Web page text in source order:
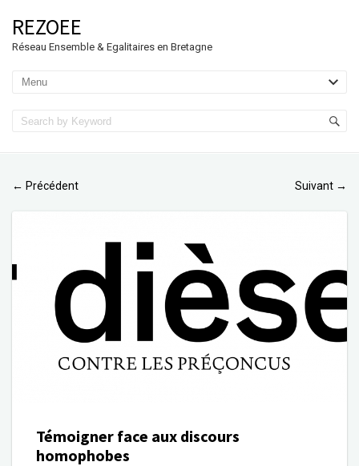
REZOEE
Réseau Ensemble & Egalitaires en Bretagne
← Précédent Suivant →
Témoigner face aux discours
homophobes